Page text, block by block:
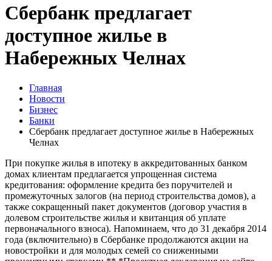
Сбербанк предлагает
доступное жилье в
Набережных Челнах
Главная
Новости
Бизнес
Банки
Сбербанк предлагает доступное жилье в Набережных
Челнах
При покупке жилья в ипотеку в аккредитованных банком
домах клиентам предлагается упрощенная система
кредитования: оформление кредита без поручителей и
промежуточных залогов (на период строительства домов), а
также сокращенный пакет документов (договор участия в
долевом строительстве жилья и квитанция об уплате
первоначального взноса). Напоминаем, что до 31 декабря 2014
года (включительно) в Сбербанке продолжаются акции на
новостройки и для молодых семей со сниженными